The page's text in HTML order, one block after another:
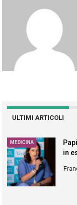
ULTIMI ARTICOLI
MEDICINA
in